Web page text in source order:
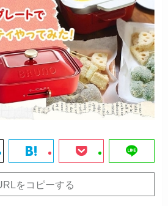
をコピーする